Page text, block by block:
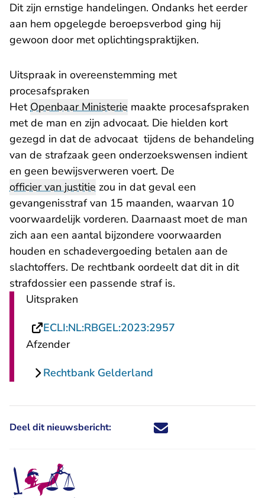
Dit zijn ernstige handelingen. Ondanks het eerder
aan hem opgelegde beroepsverbod ging hij
gewoon door met oplichtingspraktijken.
Uitspraak in overeenstemming met
procesafspraken
HetOpenbaar Ministerie maakte procesafspraken
met de man en zijn advocaat. Die hielden kort
gezegd in dat de advocaat tijdens de behandeling
van de strafzaak geen onderzoekswensen indient
en geen bewijsverweren voert. De
officier van justitie zou in dat geval een
gevangenisstraf van 15 maanden, waarvan 10
voorwaardelijk vorderen. Daarnaast moet de man
zich aan een aantal bijzondere voorwaarden
houden en schadevergoeding betalen aan de
slachtoffers. De rechtbank oordeelt dat dit in dit
strafdossier een passende straf is.
Uitspraken
ECLI:NL:RBGEL:2023:2957
Afzender
Rechtbank Gelderland
Deel dit nieuwsbericht: Deel dit nieuwsbericht via X -
Deel dit nieuwsbericht via
Deel dit nieuwsbericht
Deel dit